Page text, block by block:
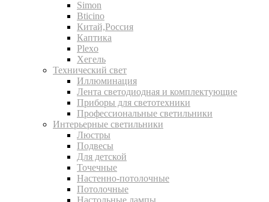
Simon
Bticino
Китай,Россия
Каптика
Plexo
Хегель
Технический свет
Иллюминация
Лента светодиодная и комплектующие
Приборы для светотехники
Профессиональные светильники
Интерьерные светильники
Люстры
Подвесы
Для детской
Точечные
Настенно-потолочные
Потолочные
Настольные лампы